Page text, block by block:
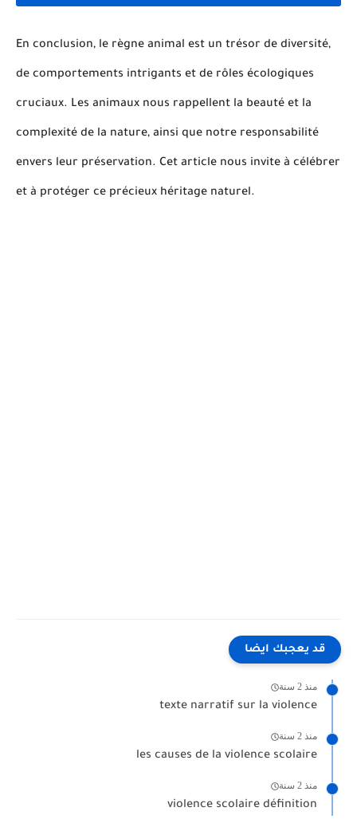
En conclusion, le règne animal est un trésor de diversité,
de comportements intrigants et de rôles écologiques
cruciaux. Les animaux nous rappellent la beauté et la
complexité de la nature, ainsi que notre responsabilité
envers leur préservation. Cet article nous invite à célébrer
et à protéger ce précieux héritage naturel.
قد يعجبك ايضا
منذ 2 سنة
texte narratif sur la violence
منذ 2 سنة
les causes de la violence scolaire
منذ 2 سنة
violence scolaire définition